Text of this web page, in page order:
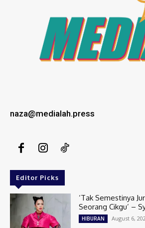
naza@medialah.press
Editor Picks
‘Tak Semestinya
Seorang Cikgu’ –
HIBURAN August 6,